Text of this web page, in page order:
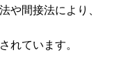
や間接法により、
れています。